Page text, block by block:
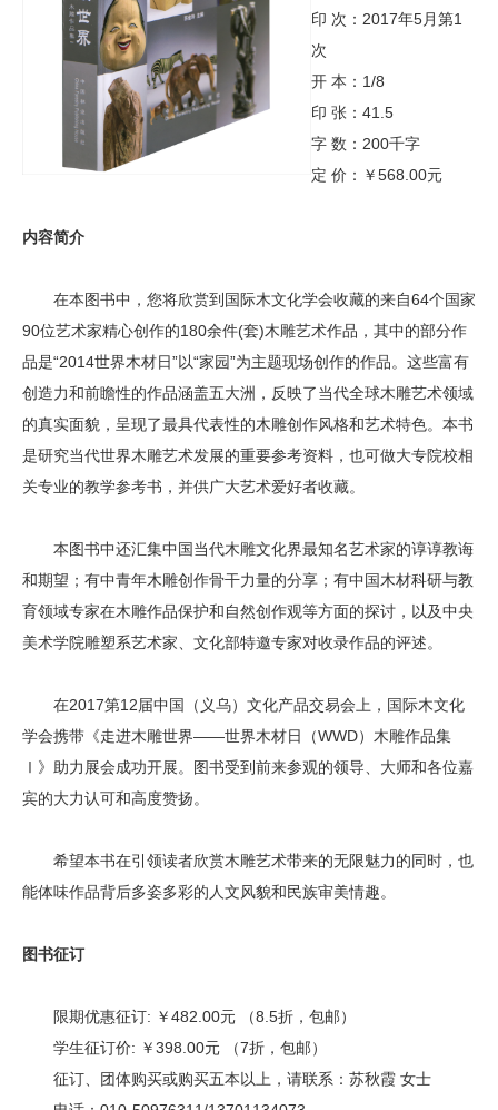
印 次：2017年5月第1
次
开 本：1/8
印 张：41.5
字 数：200千字
定 价：￥568.00元
内容简介
在本图书中，您将欣赏到国际木文化学会收藏的来自64个国家
90位艺术家精心创作的180余件(套)木雕艺术作品，其中的部分作
品是“2014世界木材日”以“家园”为主题现场创作的作品。这些富有
创造力和前瞻性的作品涵盖五大洲，反映了当代全球木雕艺术领域
的真实面貌，呈现了最具代表性的木雕创作风格和艺术特色。本书
是研究当代世界木雕艺术发展的重要参考资料，也可做大专院校相
关专业的教学参考书，并供广大艺术爱好者收藏。
本图书中还汇集中国当代木雕文化界最知名艺术家的谆谆教诲
和期望；有中青年木雕创作骨干力量的分享；有中国木材科研与教
育领域专家在木雕作品保护和自然创作观等方面的探讨，以及中央
美术学院雕塑系艺术家、文化部特邀专家对收录作品的评述。
在2017第12届中国（义乌）文化产品交易会上，国际木文化
学会携带《走进木雕世界——世界木材日（WWD）木雕作品集
Ⅰ》助力展会成功开展。图书受到前来参观的领导、大师和各位嘉
宾的大力认可和高度赞扬。
希望本书在引领读者欣赏木雕艺术带来的无限魅力的同时，也
能体味作品背后多姿多彩的人文风貌和民族审美情趣。
图书征订
限期优惠征订: ￥482.00元 （8.5折，包邮）
学生征订价: ￥398.00元 （7折，包邮）
征订、团体购买或购买五本以上，请联系：苏秋霞 女士